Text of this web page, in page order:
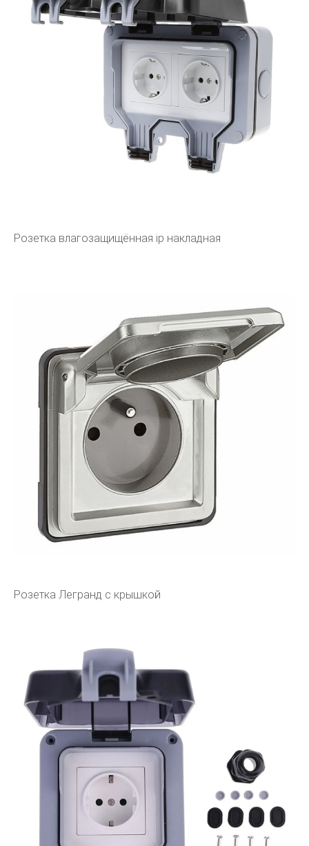
Розетка влагозащищённая ip накладная
Розетка Легранд с крышкой